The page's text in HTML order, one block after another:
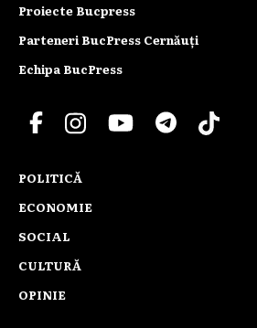
Proiecte Bucpress
Parteneri BucPress Cernăuți
Echipa BucPress
POLITICĂ
ECONOMIE
SOCIAL
CULTURĂ
OPINIE